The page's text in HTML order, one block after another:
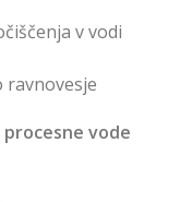
v vodi
ravnovesje
vode